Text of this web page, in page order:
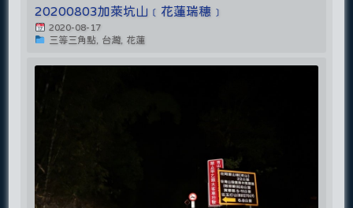
20200803加萊坑山﹝花蓮瑞穗﹞
2020-08-17
三等三角點, 台灣, 花蓮